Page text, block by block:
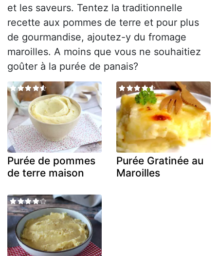
et les saveurs. Tentez la traditionnelle
recette aux pommes de terre et pour plus
de gourmandise, ajoutez-y du fromage
maroilles. A moins que vous ne souhaitiez
goûter à la purée de panais?
Purée de pommes
de terre maison
Purée Gratinée au
Maroilles